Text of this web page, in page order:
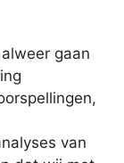
gaan
van